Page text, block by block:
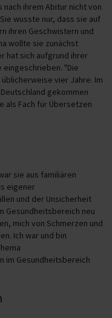
nach ihrem Abitur nicht von
wusste nur, dass sie auf
ihren Geschwistern und
wollte sie zunächst
hat sich aufgrund ihrer
eingeschrieben. "Die
vier Jahre. Im
gekommen
als Fach für Übersetzen
sie aus familiären
eigener
und der Unsicherheit
Gesundheitsbereich neu
mich von Schmerzen und
Ich war und bin
im Gesundheitsbereich